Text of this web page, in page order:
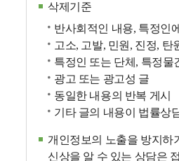
삭제기준
반사회적인 내용, 특정인
고소, 고발, 민원, 진정, 탄
특정인 또는 단체, 특정물
광고 또는 광고성 글
동일한 내용의 반복 게시
기타 글의 내용이 법률상
개인정보의 노출을 방지하
신상을 알 수 있는 상담은